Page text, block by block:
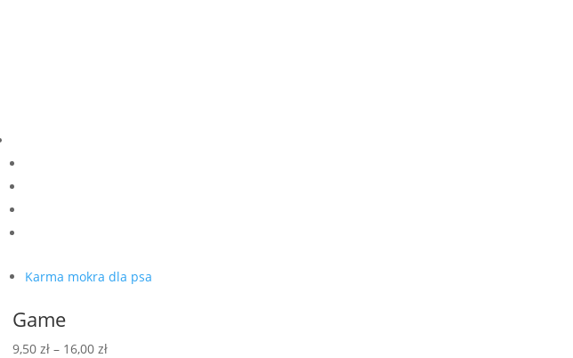
Karma mokra dla psa
Game
9,50 zł – 16,00 złZakres